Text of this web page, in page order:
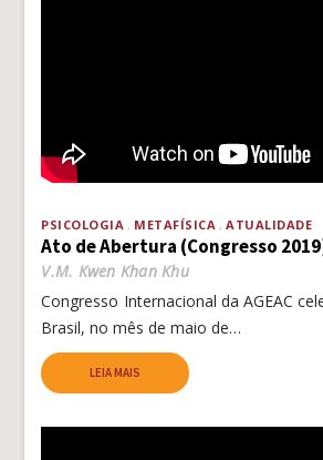
PSICOLOGIA METAFÍSICA ATUALIDADE
Ato de Abertura (Congresso
V.M. Kwen Khan Khu
Congresso Internacional da AGEAC
Brasil, no mês de maio de…
LEIA MAIS